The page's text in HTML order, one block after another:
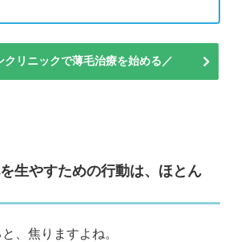
クリニックで薄毛治療を始める／
生やすための行動は、ほとん
、焦りますよね。